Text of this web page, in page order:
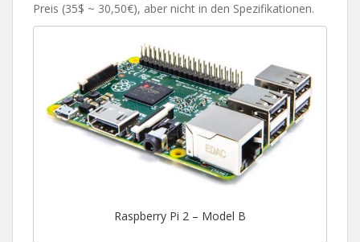
Preis (35$ ~ 30,50€), aber nicht in den Spezifikationen.
Raspberry Pi 2 – Model B